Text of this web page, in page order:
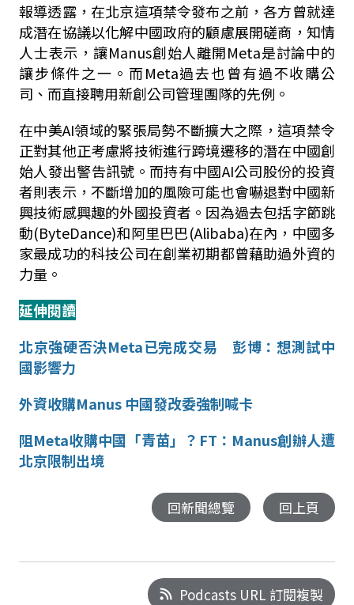
報導透露，在北京這項禁令發布之前，各方曾就達
成潛在協議以化解中國政府的顧慮展開磋商，知情
人士表示，讓Manus創始人離開Meta是討論中的
讓步條件之一。而Meta過去也曾有過不收購公
司、而直接聘用新創公司管理團隊的先例。
在中美AI領域的緊張局勢不斷擴大之際，這項禁令
正對其他正考慮將技術進行跨境遷移的潛在中國創
始人發出警告訊號。而持有中國AI公司股份的投資
者則表示，不斷增加的風險可能也會嚇退對中國新
興技術感興趣的外國投資者。因為過去包括字節跳
動(ByteDance)和阿里巴巴(Alibaba)在內，中國多
家最成功的科技公司在創業初期都曾藉助過外資的
力量。
延伸閱讀
北京強硬否決Meta已完成交易 彭博：想測試中
國影響力
外資收購Manus中國發改委強制喊卡
阻Meta收購中國「青苗」？ FT ： Manus創辦人遭
北京限制出境
回新聞總覽 回上頁
Podcasts URL 訂閱複製